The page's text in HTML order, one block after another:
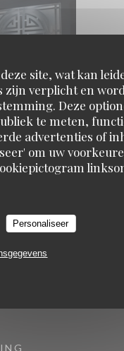
site, wat kan
zijn verplicht en
Deze
te meten,
advertenties of
om uw
Personaliseer